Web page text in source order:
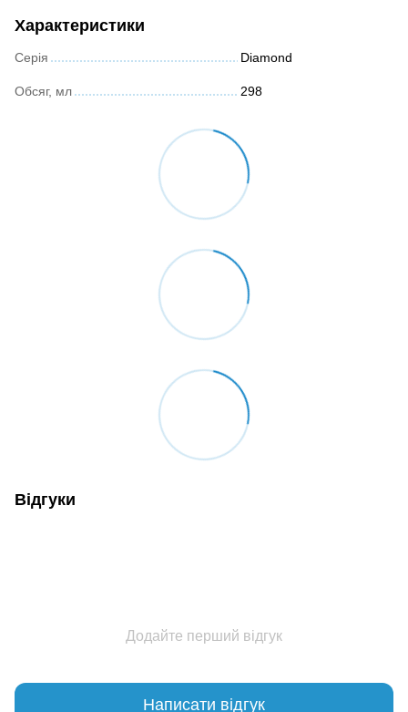
Характеристики
Серія Diamond
Обсяг, мл 298
Відгуки
Додайте перший відгук
Написати відгук